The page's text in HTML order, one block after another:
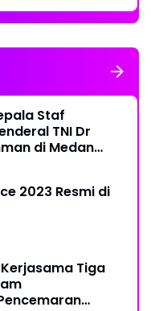
Staf
TNI Dr
di Medan
2023 Resmi di
Tiga